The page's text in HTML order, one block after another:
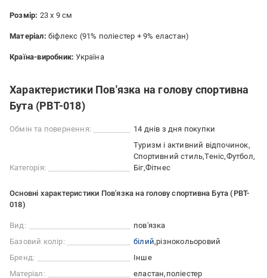
Розмір: 23 х 9 см
Матеріал: біфлекс (91% поліестер + 9% еластан)
Країна-виробник: Україна
Характеристики Пов'язка на голову спортивна
Бута (PBT-018)
Обмін та повернення: 14 днів з дня покупки
Категорія:
Туризм і активний відпочинок
Спортивний стиль Теніс Футбол
Біг Фітнес
Основні характеристики Пов'язка на голову спортивна Бута (PBT-
018)
Вид:
пов'язка
Базовий колір:
білий різнокольоровий
Бренд:
Інше
Матеріал:
еластан поліестер